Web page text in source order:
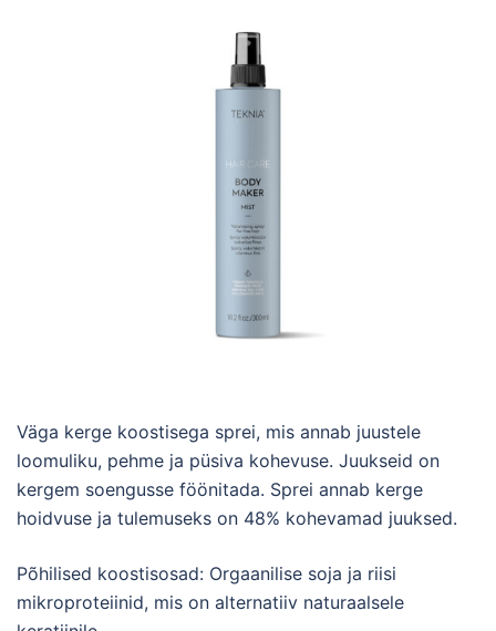
Väga kerge koostisega sprei, mis annab juustele
loomuliku, pehme ja püsiva kohevuse. Juukseid on
kergem soengusse föönitada. Sprei annab kerge
hoidvuse ja tulemuseks on 48% kohevamad juuksed.
Põhilised koostisosad: Orgaanilise soja ja riisi
mikroproteiinid, mis on alternatiiv naturaalsele